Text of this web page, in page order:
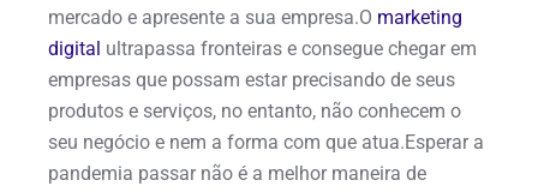
mercado e apresente a sua empresa.O marketing
digital ultrapassa fronteiras e consegue chegar em
empresas que possam estar precisando de seus
produtos e serviços, no entanto, não conhecem o
seu negócio e nem a forma com que atua.Esperar a
pandemia passar não é a melhor maneira de